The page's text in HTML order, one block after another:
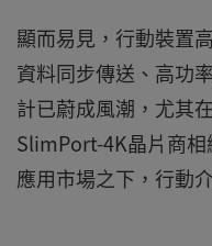
顯而易見，行動裝置
資料同步傳送、高功
計已蔚成風潮，尤其
SlimPort-4K晶片商
應用市場之下，行動